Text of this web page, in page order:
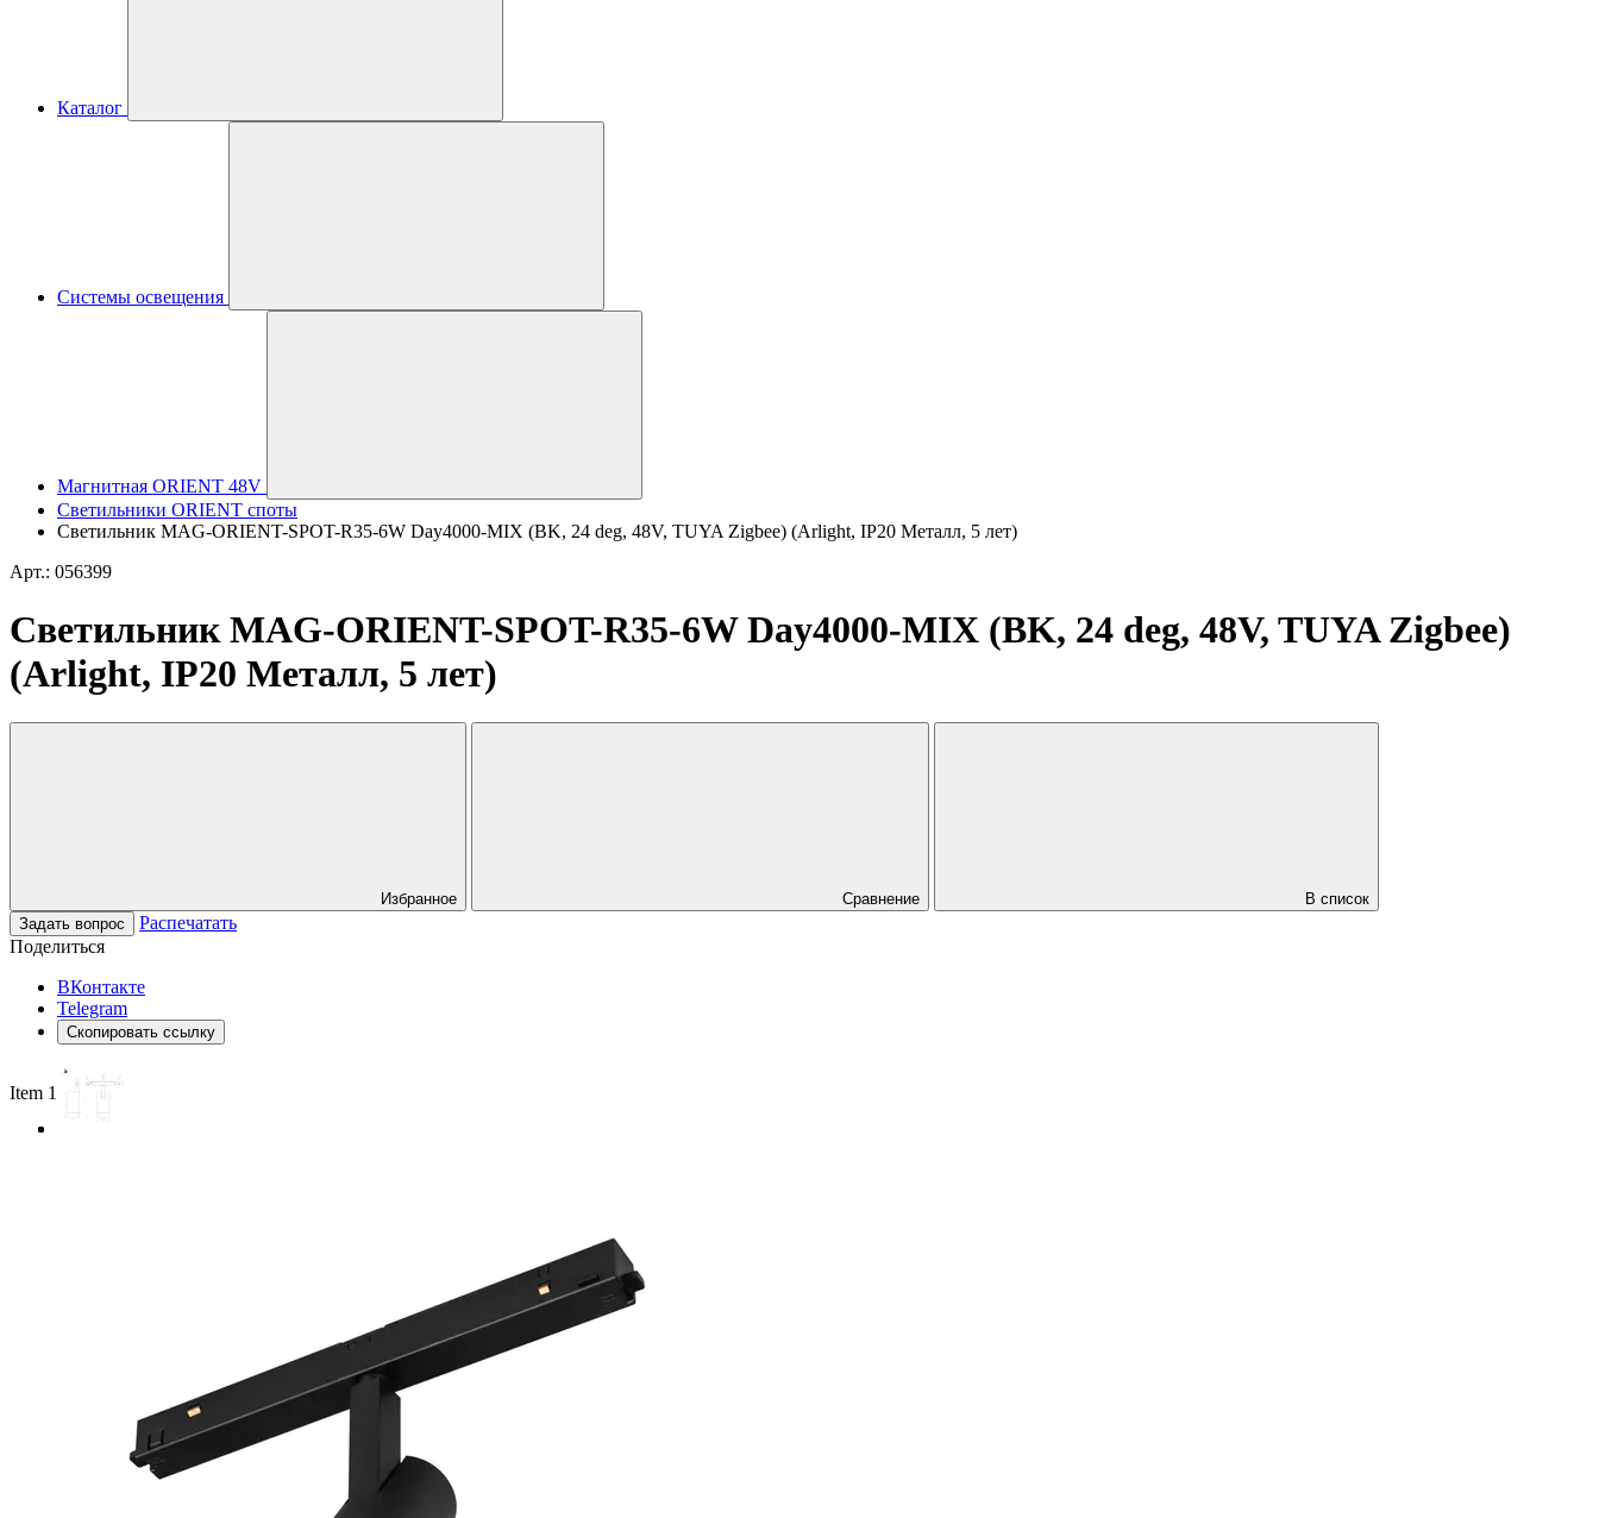
Каталог
Системы освещения
Магнитная ORIENT 48V
Светильники ORIENT споты
Светильник MAG-ORIENT-SPOT-R35-6W Day4000-MIX (BK, 24 deg, 48V, TUYA Zigbee) (Arlight, IP20 Металл, 5 лет)
Арт.: 056399
Светильник MAG-ORIENT-SPOT-R35-6W Day4000-MIX (BK, 24 deg, 48V, TUYA Zigbee)
(Arlight, IP20 Металл, 5 лет)
Избранное Сравнение
В список
Задать вопрос
Распечатать
Поделиться
ВКонтакте
Telegram
Скопировать ссылку
Item 1 of 3